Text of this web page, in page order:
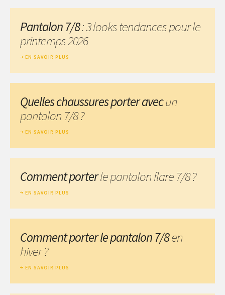
Pantalon 7/8: 3 looks tendances pour le
printemps 2026
EN SAVOIR PLUS
Quelles chaussures porter avecun
pantalon 7/8 ?
EN SAVOIR PLUS
Comment porterle pantalon flare 7/8 ?
EN SAVOIR PLUS
Comment porter le pantalon 7/8en
hiver ?
EN SAVOIR PLUS